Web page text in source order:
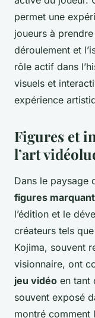
permet une
joueurs à
déroulement et
rôle actif dans
visuels et
expérience
Figures et
l’art
Dans le paysage
figures
l’édition et le
créateurs tels
Kojima, souvent
visionnaire, ont
jeu vidéo en tant
souvent exposé
montré comment